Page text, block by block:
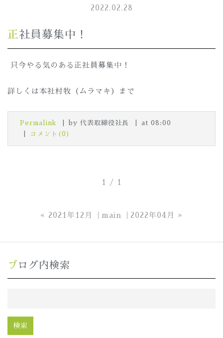
2022.02.28
正社員募集中！
只今やる気のある正社員募集中！
詳しくは本社村牧（ムラマキ）まで
Permalink by 代表取締役社長
at 08:00
コメント(0)
1 / 1
« 2021年12月 main 2022年04月 »
ブログ内検索